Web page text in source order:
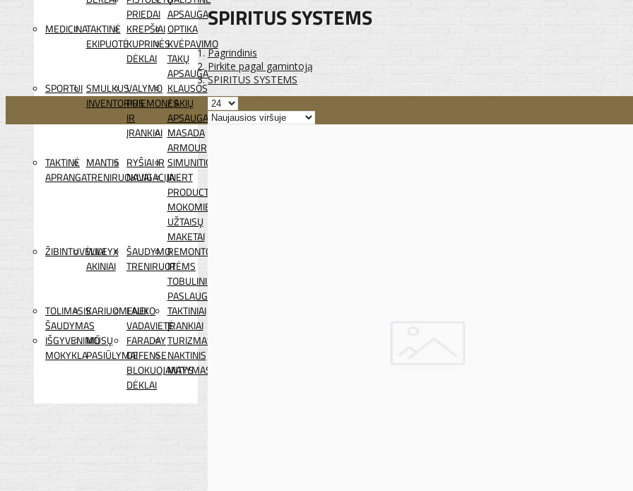
PRIEDAI APSAUGA
MEDICINATAKTINĖ
EKIPUOTĖ
KREPŠIAI
KUPRINĖS
DĖKLAI
OPTIKA
KVĖPAVIMO
TAKŲ
APSAUGA
SPORTUI SMULKUS
INVENTORIUS
VALYMO
PRIEMONĖS
IR
ĮRANKIAI
KLAUSOS
/ AKIŲ
APSAUGA
MASADA
ARMOUR
TAKTINĖ
APRANGA
MANTIS
TRENIRUOKLIAI
RYŠIAI IR
NAVIGACIJA
SIMUNITION
INERT
PRODUCTS
MOKOMIEJI
UŽTAISŲ
MAKETAI
ŽIBINTUVĖLIAI
WILEYX
AKINIAI
ŠAUDYMO
TRENIRUOTĖMS
REMONTO
IR
TOBULINIMO
PASLAUGOS
TOLIMASIS
ŠAUDYMAS
KARIUOMENEI
LAUKO
VADAVIETĖ
TAKTINIAI
ĮRANKIAI
IŠGYVENIMO
MOKYKLA
MŪSŲ
PASIŪLYMAI
FARADAY
DEFENSE
BLOKUOJANTYS
DĖKLAI
TURIZMAS
NAKTINIS
MATYMAS
SPIRITUS SYSTEMS
Pagrindinis
Pirkite pagal gamintoją
SPIRITUS SYSTEMS